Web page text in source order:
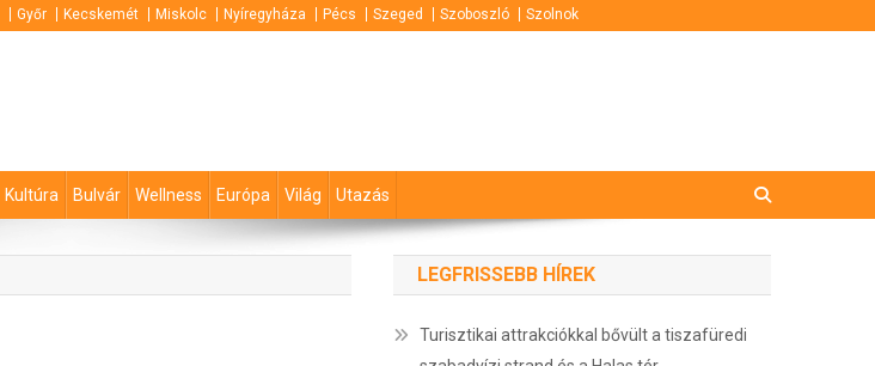
Győr Kecskemét Miskolc Nyíregyháza Pécs Szeged Szoboszló Szolnok
Kultúra Bulvár Wellness Európa Világ Utazás
LEGFRISSEBB HÍREK
Turisztikai attrakciókkal bővült a tiszafüredi